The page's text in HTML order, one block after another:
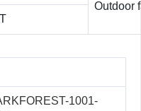
Outdoor
1001-